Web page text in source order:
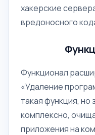
хакерские
вредоносного
Функционал
«Удаление
такая функция, но
комплексно,
приложения на